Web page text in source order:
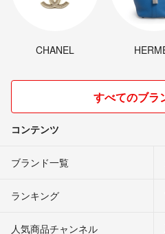
CHANEL
すべてのブラ
コンテンツ
ブランド一覧
ランキング
人気商品チャンネル